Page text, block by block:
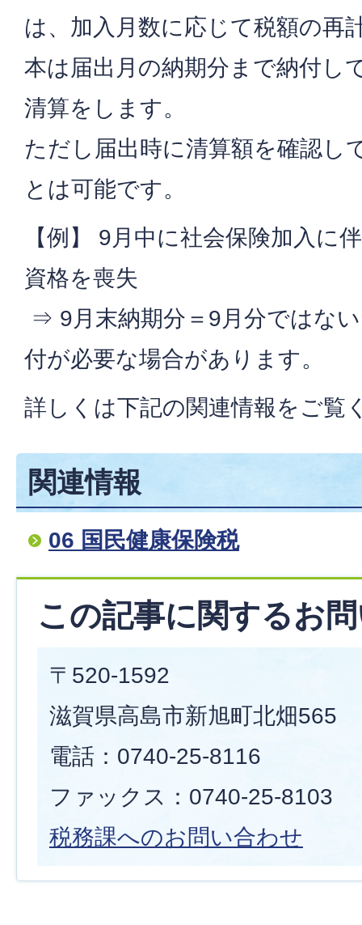
は、加入月数に応じて税額の再
本は届出月の納期分まで納付し
清算をします。
ただし届出時に清算額を確認し
とは可能です。
【例】 9月中に社会保険加入に
資格を喪失
⇒ 9月末納期分＝9月分ではな
付が必要な場合があります。
詳しくは下記の関連情報をご覧
関連情報
06 国民健康保険税
この記事に関するお
〒520-1592
滋賀県高島市新旭町北畑565
電話：0740-25-8116
ファックス：0740-25-8103
税務課へのお問い合わせ